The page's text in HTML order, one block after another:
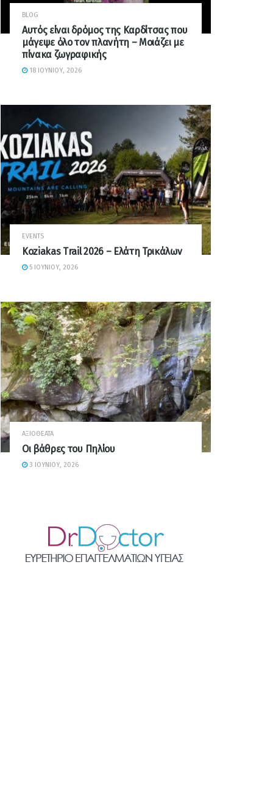
BLOG
Αυτός είναι δρόμος της Καρδίτσας που
μάγεψε όλο τον πλανήτη – Μοιάζει με
πίνακα ζωγραφικής
18 ΙΟΥΝΊΟΥ, 2026
EVENTS
Koziakas Trail 2026 – Ελάτη Τρικάλων
5 ΙΟΥΝΊΟΥ, 2026
ΑΞΙΟΘΈΑΤΑ
Οι βάθρες του Πηλίου
3 ΙΟΥΝΊΟΥ, 2026